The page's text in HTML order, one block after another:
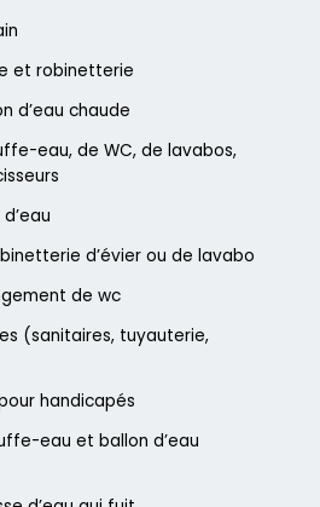
et robinetterie
d’eau chaude
eau, de WC, de lavabos,
d’évier ou de lavabo
de wc
(sanitaires, tuyauterie,
handicapés
eau et ballon d’eau